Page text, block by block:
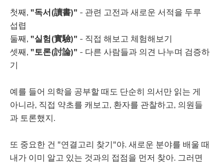
첫째, "독서(讀書)" - 관련 고전과 새로운 서적을 두루
섭렵
둘째, "실험(實驗)" - 직접 해보고 체험해보기
셋째, "토론(討論)" - 다른 사람들과 의견 나누며 검증하
기
예를 들어 의학을 공부할 때도 단순히 의서만 읽는 게
아니라, 직접 약초를 캐보고, 환자를 관찰하고, 의원들
과 토론했지.
또 중요한 건 "연결고리 찾기"야. 새로운 분야를 배울 때
내가 이미 알고 있는 것과의 접점을 먼저 찾아. 그러면